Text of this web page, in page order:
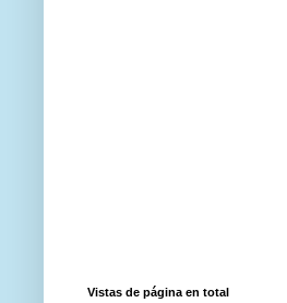
Vistas de página en total